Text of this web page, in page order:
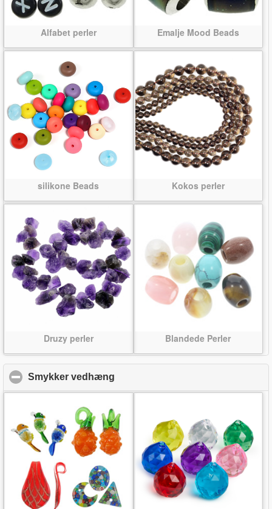
Alfabet perler Emalje Mood Beads
silikone Beads Kokos perler
Druzy perler Blandede Perler
Smykker vedhæng